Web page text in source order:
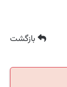
بازگشت